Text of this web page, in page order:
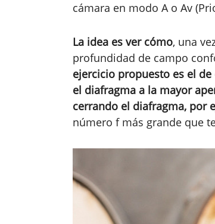
cámara en modo A o Av
La idea es ver cómo, una
profundidad de campo
ejercicio propuesto es el
el diafragma a la mayor
cerrando el diafragma, por
número f más grande que